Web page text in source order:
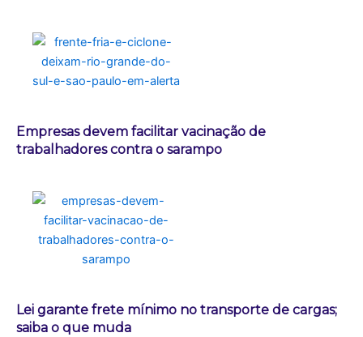
Empresas devem facilitar vacinação de
trabalhadores contra o sarampo
Lei garante frete mínimo no transporte de cargas;
saiba o que muda